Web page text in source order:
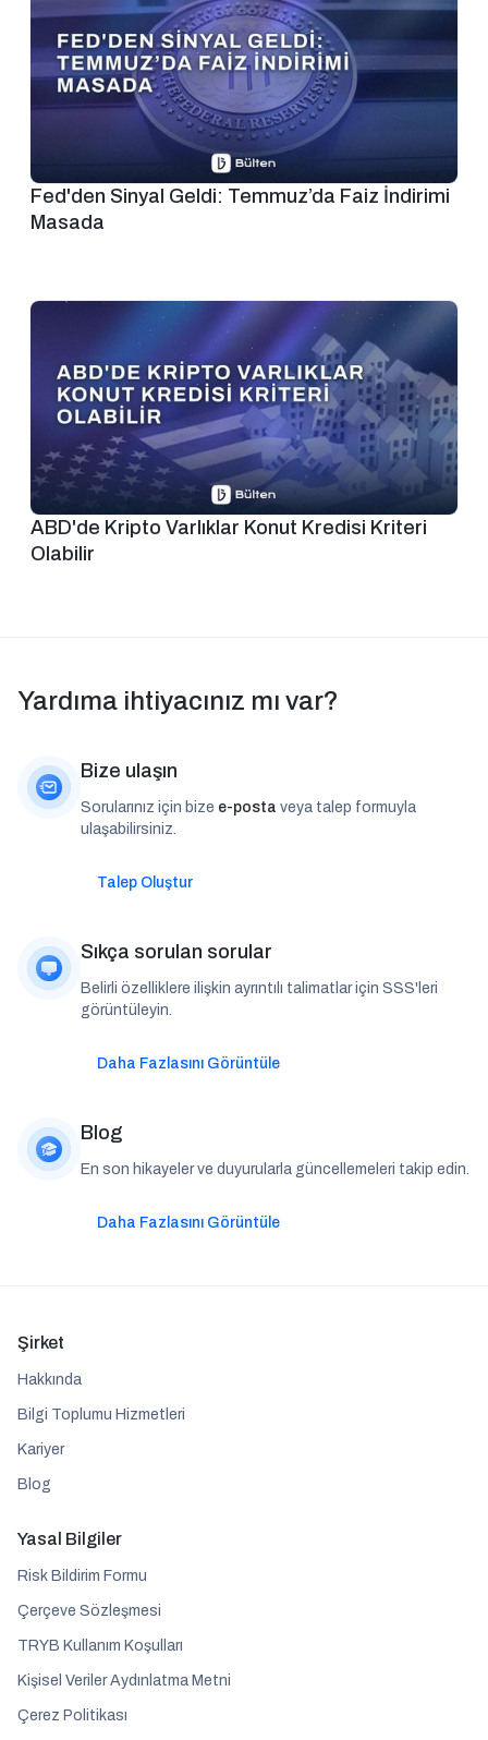
Fed'den Sinyal Geldi: Temmuz’da Faiz İndirimi
Masada
ABD'de Kripto Varlıklar Konut Kredisi Kriteri
Olabilir
Yardıma ihtiyacınız mı var?
Bize ulaşın
Sorularınız için bize e-posta veya talep formuyla
ulaşabilirsiniz.
Talep Oluştur
Sıkça sorulan sorular
Belirli özelliklere ilişkin ayrıntılı talimatlar için SSS'leri
görüntüleyin.
Daha Fazlasını Görüntüle
Blog
En son hikayeler ve duyurularla güncellemeleri takip edin.
Daha Fazlasını Görüntüle
Şirket
Hakkında
Bilgi Toplumu Hizmetleri
Kariyer
Blog
Yasal Bilgiler
Risk Bildirim Formu
Çerçeve Sözleşmesi
TRYB Kullanım Koşulları
Kişisel Veriler Aydınlatma Metni
Çerez Politikası